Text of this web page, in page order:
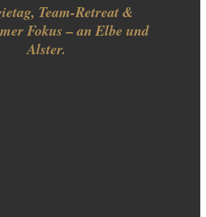
Team-Retreat &
Fokus – an Elbe und
Alster.